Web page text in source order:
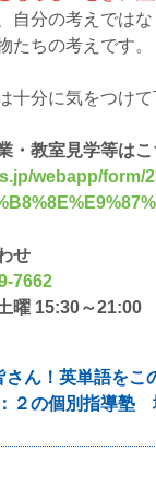
自分の考えではな
たちの考えです。
十分に気をつけて
・教室見学等はこ
webapp/form/
せ
7662
曜 15:30～21:00
さん！英単語をこ
２の個別指導塾